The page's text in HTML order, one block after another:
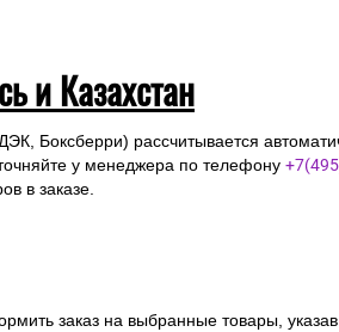
и Казахстан
Боксберри) рассчитывается
у менеджера по телефону
в заказе.
заказ на выбранные товары,